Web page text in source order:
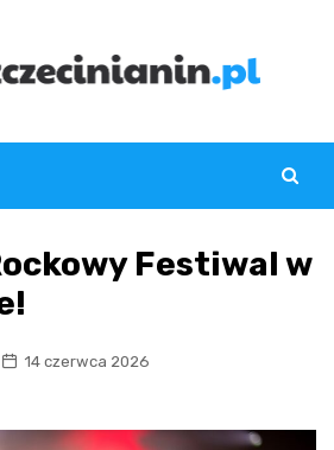
Festiwal w
14 czerwca 2026